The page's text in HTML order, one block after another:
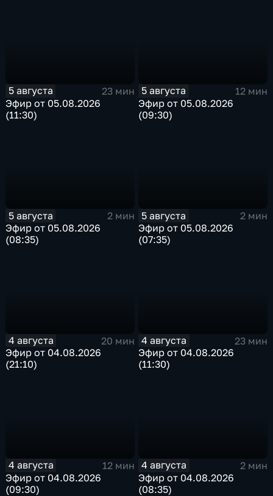
5 августа
23 мин
Эфир от 05.08.2026
(11:30)
5 августа
12 мин
Эфир от 05.08.2026
(09:30)
5 августа
2 мин
Эфир от 05.08.2026
(08:35)
5 августа
2 мин
Эфир от 05.08.2026
(07:35)
4 августа
20 мин
Эфир от 04.08.2026
(21:10)
4 августа
23 мин
Эфир от 04.08.2026
(11:30)
4 августа
12 мин
Эфир от 04.08.2026
(09:30)
4 августа
2 мин
Эфир от 04.08.2026
(08:35)